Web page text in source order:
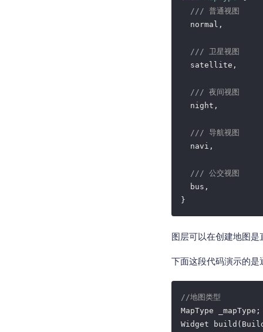
/// 普通视图
  normal,
/// 卫星视图
  satellite,
/// 夜间视图
  night,
/// 导航视图
  navi,
/// 公交视图
  bus,
}
图层可以在创建地图
下面这段代码演示的
//地图类型
MapType _mapType;
Widget